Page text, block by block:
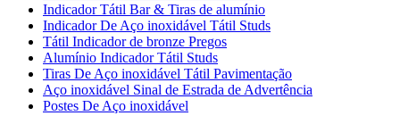
Indicador Tátil Bar & Tiras de alumínio
Indicador De Aço inoxidável Tátil Studs
Tátil Indicador de bronze Pregos
Alumínio Indicador Tátil Studs
Tiras De Aço inoxidável Tátil Pavimentação
Aço inoxidável Sinal de Estrada de Advertência
Postes De Aço inoxidável